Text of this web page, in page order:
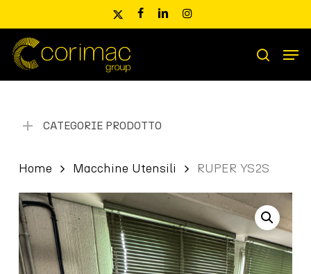
main
content
x-
facebooklinkedininstagram
Ricerca
prodotti
search
CATEGORIE PRODOTTO
Home Macchine Utensili RUPER YS2S